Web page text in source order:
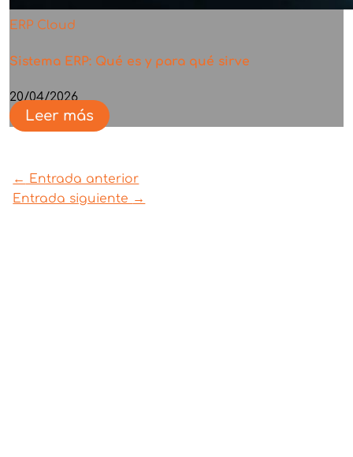
ERP Cloud
Sistema ERP: Qué es y para qué sirve
20/04/2026
Leer más
← Entrada anterior
Entrada siguiente →